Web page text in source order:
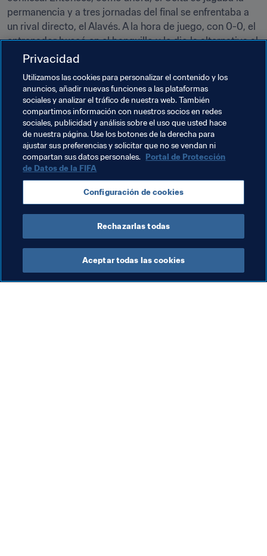
permanencia y a tres jornadas del final se enfrentaba a
un rival directo, el Alavés. A la hora de juego, con 0-0, el
entrenador buscó en el banquillo y le dio la alternativa al
canterano Aspas. Entonces, como ahora, anotó dos
Celta se salvó. Entonces, ¿como ahora?
Temas relacionados
Copa Mundial de la FIFA Catar 2022™ España
UEFA
Privacidad
Utilizamos las cookies para personalizar el contenido y los
anuncios, añadir nuevas funciones a las plataformas
sociales y analizar el tráfico de nuestra web. También
compartimos información con nuestros socios en redes
sociales, publicidad y análisis sobre el uso que usted hace
de nuestra página. Use los botones de la derecha para
ajustar sus preferencias y solicitar que no se vendan ni
compartan sus datos personales. Portal de Protección
de Datos de la FIFA
Configuración de cookies
Rechazarlas todas
Aceptar todas las cookies